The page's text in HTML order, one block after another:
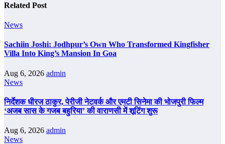
Related Post
News
Sachiin Joshi: Jodhpur’s Own Who Transformed Kingfisher
Villa Into King’s Mansion In Goa
Aug 6, 2026 admin
News
निर्देशक धीरज ठाकुर, पेरीजी नेटवर्क और एमटी सिनेमा की भोजपुरी फिल्म
‘अजब सास के गजब बहुरिया’ की वाराणसी में शूटिंग शुरू
Aug 6, 2026 admin
News